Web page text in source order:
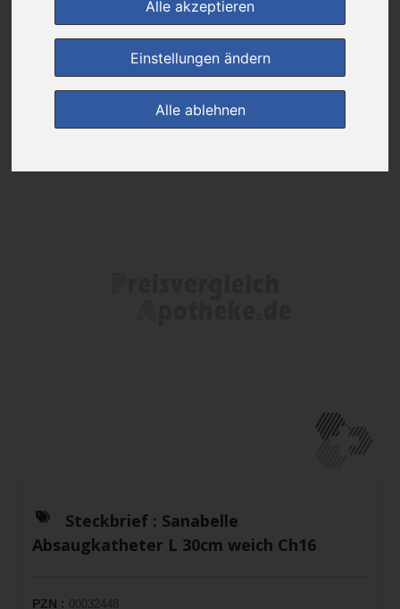
Alle akzeptieren
Einstellungen ändern
Alle ablehnen
(0) Jetzt bewerten!
zur Startseite
Preisalarm
Steckbrief : Sanabelle
Absaugkatheter L 30cm weich Ch16
PZN : 00032448